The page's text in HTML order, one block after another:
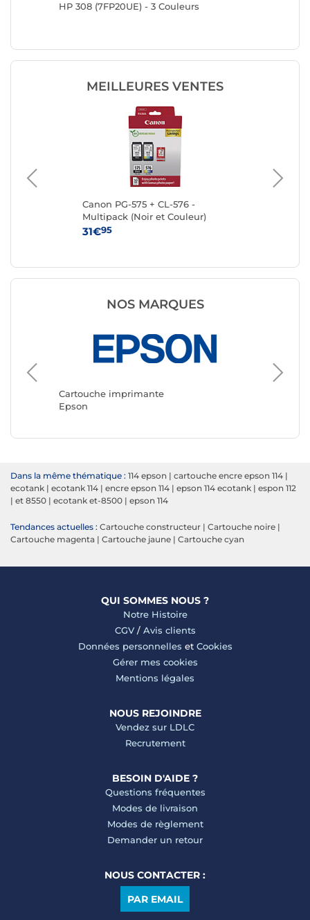
HP 308 (7FP20UE) - 3 Couleurs
MEILLEURES VENTES
Canon PG-575 + CL-576 -
Multipack (Noir et Couleur)
31€95
NOS MARQUES
Cartouche imprimante
Epson
Canon
Dans la même thématique : 114 epson | cartouche encre epson 114 |
ecotank | ecotank 114 | encre epson 114 | epson 114 ecotank | espon 112
| et 8550 | ecotank et-8500 | epson 114
Tendances actuelles : Cartouche constructeur | Cartouche noire |
Cartouche magenta | Cartouche jaune | Cartouche cyan
QUI SOMMES NOUS ?
Notre Histoire
CGV/ Avis clients
Données personnelles et Cookies
Gérer mes cookies
Mentions légales
NOUS REJOINDRE
Vendez sur LDLC
Recrutement
BESOIN D'AIDE ?
Questions fréquentes
Modes de livraison
Modes de règlement
Demander un retour
NOUS CONTACTER :
PAR EMAIL